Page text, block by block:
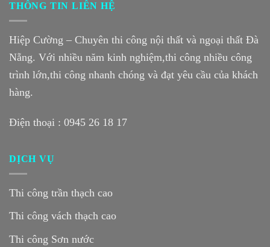
THÔNG TIN LIÊN HỆ
Hiệp Cường – Chuyên thi công nội thất và ngoại thất Đà
Nẵng. Với nhiều năm kinh nghiệm,thi công nhiều công
trình lớn,thi công nhanh chóng và đạt yêu cầu của khách
hàng.
Điện thoại : 0945 26 18 17
DỊCH VỤ
Thi công trần thạch cao
Thi công vách thạch cao
Thi công Sơn nước